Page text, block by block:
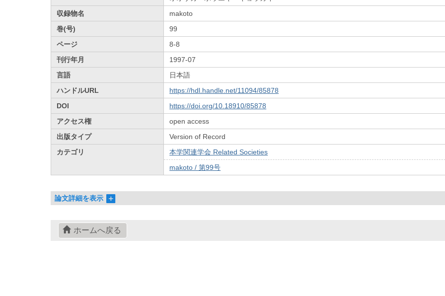
収録物名
makoto
巻(号)
99
ページ
8-8
刊行年月
1997-07
言語
日本語
ハンドルURL
https://hdl.handle.net/11094/85878
DOI
https://doi.org/10.18910/85878
アクセス権
open access
出版タイプ
Version of Record
カテゴリ
本学関連学会 Related Societies
makoto / 第99号
論文詳細を表示
ホームへ戻る